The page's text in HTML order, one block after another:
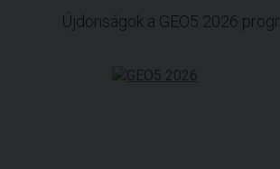
Újdonságok a GEO5 2026